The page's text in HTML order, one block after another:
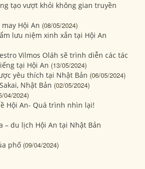
tạo vượt khỏi không gian truyền
Hội An (08/05/2024)
lưu niệm xinh xắn tại Hội An
Vilmos Oláh sẽ trình diễn các tác
tại Hội An (13/05/2024)
yêu thích tại Nhật Bản (06/05/2024)
Nhật Bản (02/05/2024)
04/2024)
Hội An- Quá trình nhìn lại!
– du lịch Hội An tại Nhật Bản
phố (09/04/2024)